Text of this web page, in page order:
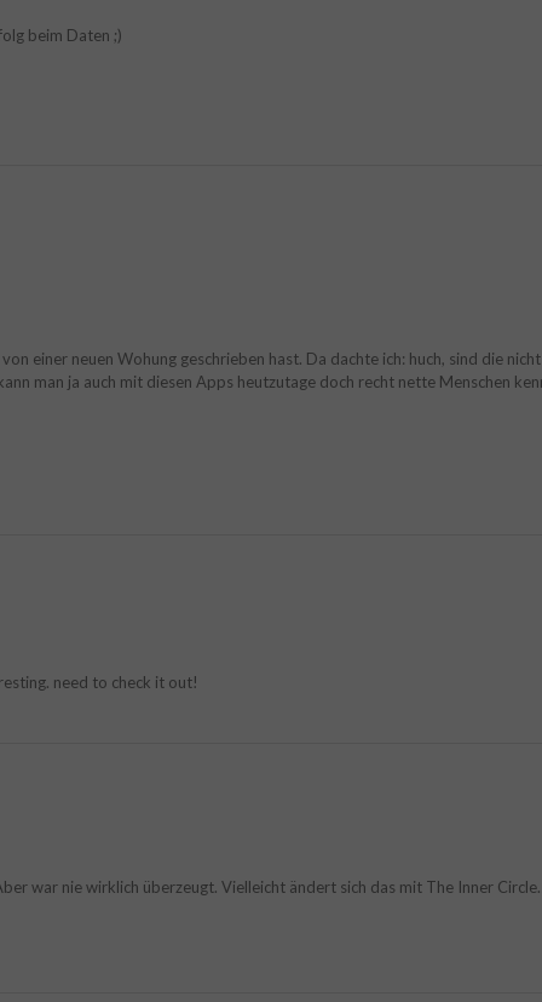
beim Daten ;)
einer neuen Wohung geschrieben hast. Da dachte ich: huch, sind die
man ja auch mit diesen Apps heutzutage doch recht nette Menschen
need to check it out!
war nie wirklich überzeugt. Vielleicht ändert sich das mit The Inner